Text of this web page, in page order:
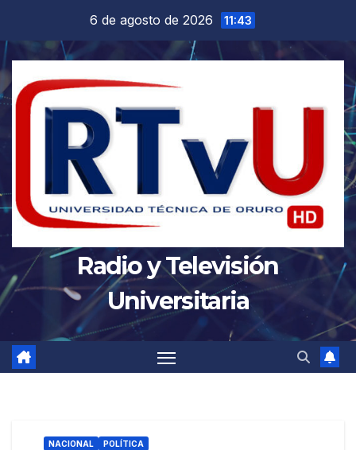
contenido
6 de agosto de 2026 11:43
Radio y Televisión
Universitaria
NACIONAL POLÍTICA